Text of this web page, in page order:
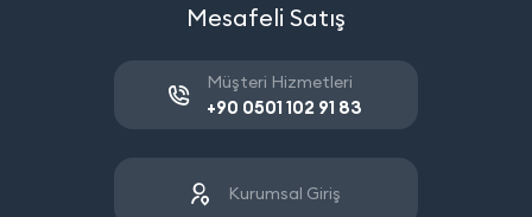
Mesafeli Satış
Müşteri Hizmetleri
+90 0501 102 91 83
Kurumsal Giriş